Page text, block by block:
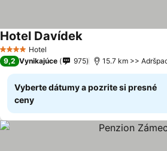
4 Počet hviezdičiek
Hotel
Hotel Davídek
9,2 Vynikajúce 975 15.7 km >>
Vyberte dátumy a pozrite si presné
ceny